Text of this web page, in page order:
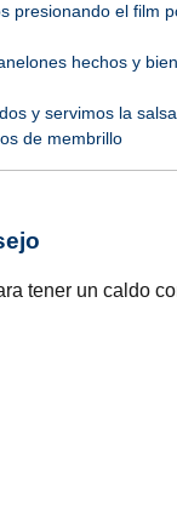
presionando el film
hechos y
y servimos la
de membrillo
tener un caldo